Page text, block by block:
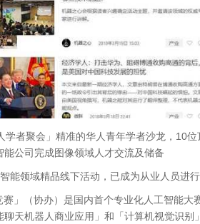
学者聚会」精准的华人青年学者沙龙，10
能公司完成图像领域人才交流及储备
能领域精品线下活动，已成为从业人员进
」（协办）是国内首个专业化人工智能
聊天机器人商业应用」和「计算机视觉识别